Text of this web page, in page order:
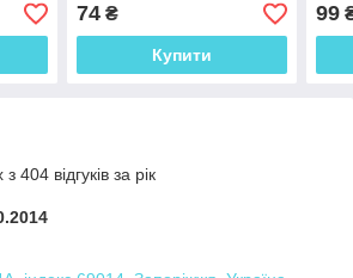
74₴
Купити
99
404 відгуків за рік